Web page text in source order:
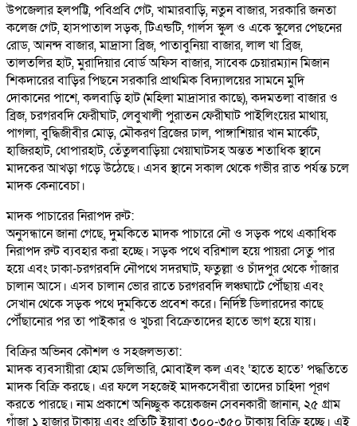
উপজেলার হলপট্টি, পবিপ্রবি গেট, খামারবাড়ি, নতুন বাজার, সরকারি জনতা
কলেজ গেট, হাসপাতাল সড়ক, টিএন্ডটি, গার্লস স্কুল ও একে স্কুলের পেছনের
রোড, আনন্দ বাজার, মাদ্রাসা ব্রিজ, পাতাবুনিয়া বাজার, লাল খা ব্রিজ,
তালতলির হাট, মুরাদিয়ার বোর্ড অফিস বাজার, সাবেক চেয়ারম্যান মিজান
শিকদারের বাড়ির পিছনে সরকারি প্রাথমিক বিদ্যালয়ের সামনে মুদি
দোকানের পাশে, কলবাড়ি হাট (মহিলা মাদ্রাসার কাছে), কদমতলা বাজার ও
ব্রিজ, চরগরবদি ফেরীঘাট, লেবুখালী পুরাতন ফেরীঘাট পাইলিংয়ের মাথায়,
পাগলা, বুদ্ধিজীবীর মোড়, মৌকরণ ব্রিজের ঢাল, পাঙ্গাশিয়ার খান মার্কেট,
হাজিরহাট, ধোপারহাট, তেঁতুলবাড়িয়া খেয়াঘাটসহ অন্তত শতাধিক স্থানে
মাদকের আখড়া গড়ে উঠেছে। এসব স্থানে সকাল থেকে গভীর রাত পর্যন্ত চলে
মাদক কেনাবেচা।
মাদক পাচারের নিরাপদ রুট:
অনুসন্ধানে জানা গেছে, দুমকিতে মাদক পাচারে নৌ ও সড়ক পথে একাধিক
নিরাপদ রুট ব্যবহার করা হচ্ছে। সড়ক পথে বরিশাল হয়ে পায়রা সেতু পার
হয়ে এবং ঢাকা-চরগরবদি নৌপথে সদরঘাট, ফতুল্লা ও চাঁদপুর থেকে গাঁজার
চালান আসে। এসব চালান ভোর রাতে চরগরবদি লঞ্চঘাটে পৌঁছায় এবং
সেখান থেকে সড়ক পথে দুমকিতে প্রবেশ করে। নির্দিষ্ট ডিলারদের কাছে
পৌঁছানোর পর তা পাইকার ও খুচরা বিক্রেতাদের হাতে ভাগ হয়ে যায়।
বিক্রির অভিনব কৌশল ও সহজলভ্যতা:
মাদক ব্যবসায়ীরা হোম ডেলিভারি, মোবাইল কল এবং ‘হাতে হাতে’ পদ্ধতিতে
মাদক বিক্রি করছে। এর ফলে সহজেই মাদকসেবীরা তাদের চাহিদা পূরণ
করতে পারছে। নাম প্রকাশে অনিচ্ছুক কয়েকজন সেবনকারী জানান, ২৫ গ্রাম
গাঁজা ১ হাজার টাকায় এবং প্রতিটি ইয়াবা ৩০০-৩৫০ টাকায় বিক্রি হচ্ছে। এই